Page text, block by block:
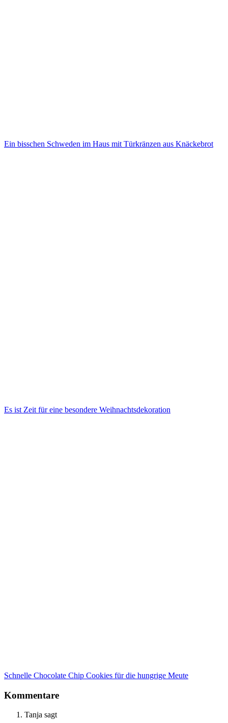
Ein bisschen Schweden im Haus mit Türkränzen aus Knäckebrot
Es ist Zeit für eine besondere Weihnachtsdekoration
Schnelle Chocolate Chip Cookies für die hungrige Meute
Kommentare
Tanja sagt